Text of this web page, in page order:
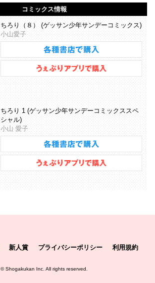
コミックス情報
ちろり（８） (ゲッサン少年サンデーコミックス)
小山愛子
ちろり 1 (ゲッサン少年サンデーコミックススペ
シャル)
小山 愛子
新人賞 プライバシーポリシー 利用規約
©Shogakukan Inc. All rights reserved.